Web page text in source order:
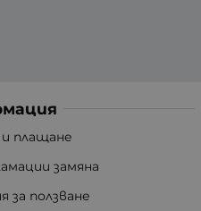
плащане
замяна
за ползване